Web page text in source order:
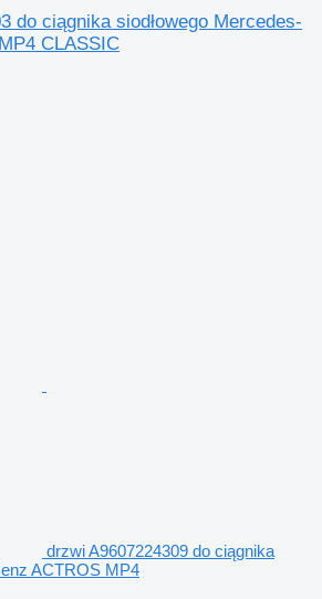
do ciągnika siodłowego Mercedes-
CLASSIC
drzwi A9607224309 do ciągnika
ACTROS MP4